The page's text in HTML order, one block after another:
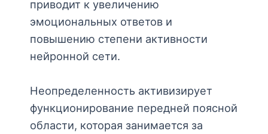
приводит к увеличению
эмоциональных ответов и
повышению степени активности
нейронной сети.
Неопределенность активизирует
функционирование передней поясной
области, которая занимается за